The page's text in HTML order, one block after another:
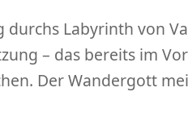
Labyrinth von
– das bereits im
Der Wandergott